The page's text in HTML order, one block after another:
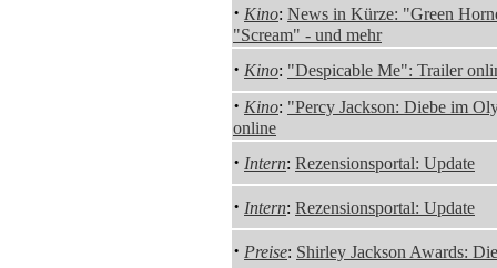
· Kino: News in Kürze: "Green
"Scream" - und mehr
· Kino: "Despicable Me": Trailer
· Kino: "Percy Jackson: Diebe im
online
· Intern: Rezensionsportal: Update
· Intern: Rezensionsportal: Update
· Preise: Shirley Jackson Awards: